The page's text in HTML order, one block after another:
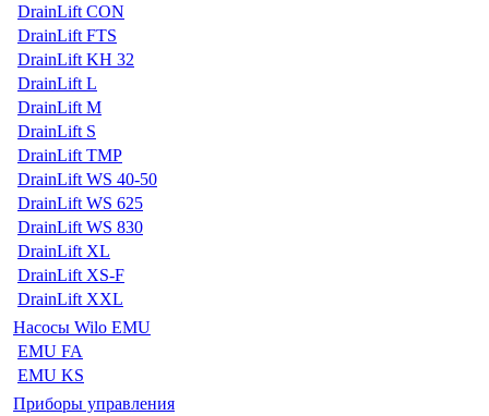
DrainLift CON
DrainLift FTS
DrainLift KH 32
DrainLift L
DrainLift M
DrainLift S
DrainLift TMP
DrainLift WS 40-50
DrainLift WS 625
DrainLift WS 830
DrainLift XL
DrainLift XS-F
DrainLift XXL
Насосы Wilo EMU
EMU FA
EMU KS
Приборы управления